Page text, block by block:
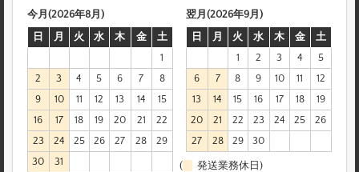
今月(2026年8月)
日
月 火 水 木 金
土
1
2
3 4 5 6 7
8
9
10 11 12 13 14
15
16
17 18 19 20 21
22
23
24 25 26 27 28
29
30
31
翌月(2026年9月)
日
月 火 水 木 金
土
1
2 3 4
5
6
7 8 9 10 11
12
13
14 15 16 17 18
19
20
21 22 23 24 25
26
27
28 29 30
( 発送業務休日)